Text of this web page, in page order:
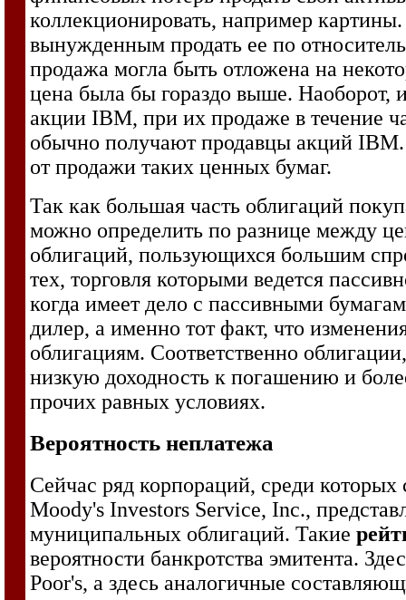
коллекционировать, например
вынужденным продать ее по
продажа могла быть отложена на
цена была бы гораздо выше. Наоборот,
акции IBM, при их продаже в течение
обычно получают продавцы акций IBM.
от продажи таких ценных бумаг.
Так как большая часть облигаций
можно определить по разнице между
облигаций, пользующихся большим
тех, торговля которыми ведется
когда имеет дело с пассивными
дилер, а именно тот факт, что
облигациям. Соответственно
низкую доходность к погашению и
прочих равных условиях.
Вероятность неплатежа
Сейчас ряд корпораций, среди
Moody's Investors Service, Inc.,
муниципальных облигаций. Такие
вероятности банкротства эмитента.
Poor's, а здесь аналогичные